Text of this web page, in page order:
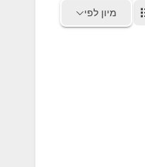
מיון לפי